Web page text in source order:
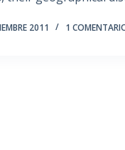
2011 1